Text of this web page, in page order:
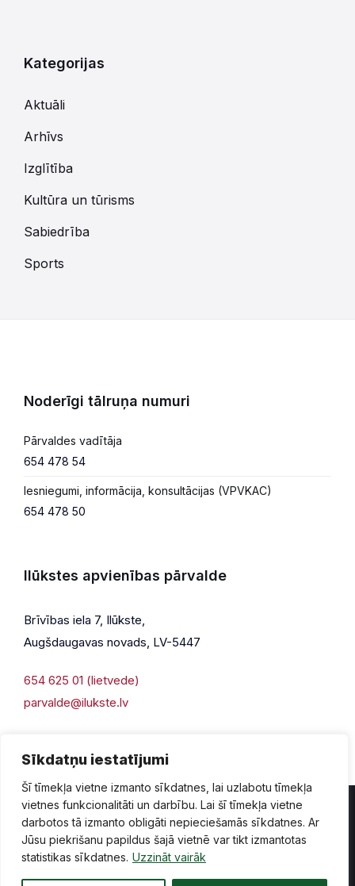
Sīkdatņu iestatījumi
Šī tīmekļa vietne izmanto sīkdatnes, lai uzlabotu tīmekļa
vietnes funkcionalitāti un darbību. Lai šī tīmekļa vietne
darbotos tā izmanto obligāti nepieciešamās sīkdatnes. Ar
Jūsu piekrišanu papildus šajā vietnē var tikt izmantotas
statistikas sīkdatnes. Uzzināt vairāk
Kategorijas
Aktuāli
Arhīvs
Izglītība
Kultūra un tūrisms
Sabiedrība
Sports
Noderīgi tālruņa numuri
Pārvaldes vadītāja
654 478 54
Iesniegumi, informācija, konsultācijas (VPVKAC)
654 478 50
Ilūkstes apvienības pārvalde
Brīvības iela 7, Ilūkste,
Augšdaugavas novads, LV-5447
654 625 01 (lietvede)
parvalde@ilukste.lv
Privātuma politika Piekļūstamība
Lapas karte